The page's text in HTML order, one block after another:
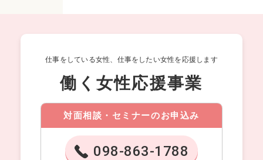
仕事をしている女性、仕事をしたい女性を応援します
働く女性応援事業
対面相談・セミナーのお申込み
098-863-1788